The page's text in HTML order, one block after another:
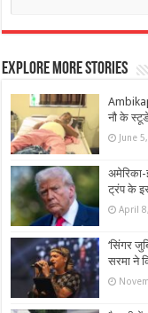
Explore More Stories
नौ के
June
ट्रंप के
April
‘सिंगर
सरमा ने